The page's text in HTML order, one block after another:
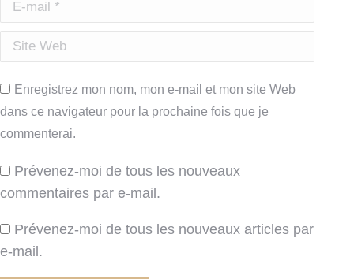
Site Web
Enregistrez mon nom, mon e-mail et mon site Web
dans ce navigateur pour la prochaine fois que je
commenterai.
Prévenez-moi de tous les nouveaux
commentaires par e-mail.
Prévenez-moi de tous les nouveaux articles par
e-mail.